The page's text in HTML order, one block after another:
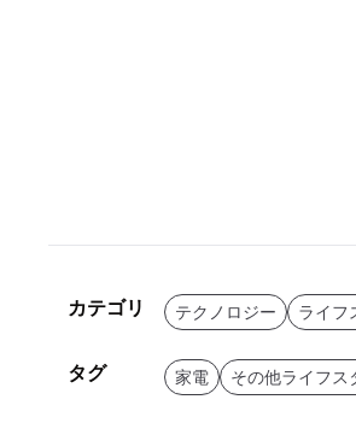
カテゴリ テクノロジー ライフ
タグ 家電 その他ライフス